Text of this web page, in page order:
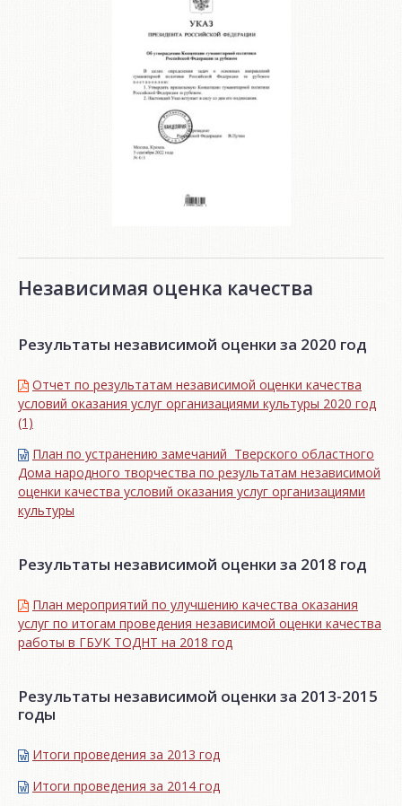
Независимая оценка качества
Результаты независимой оценки за 2020 год
Отчет по результатам независимой оценки качества
условий оказания услуг организациями культуры 2020 год
(1)
План по устранению замечаний Тверского областного
Дома народного творчества по результатам независимой
оценки качества условий оказания услуг организациями
культуры
Результаты независимой оценки за 2018 год
План мероприятий по улучшению качества оказания
услуг по итогам проведения независимой оценки качества
работы в ГБУК ТОДНТ на 2018 год
Результаты независимой оценки за 2013-2015
годы
Итоги проведения за 2013 год
Итоги проведения за 2014 год